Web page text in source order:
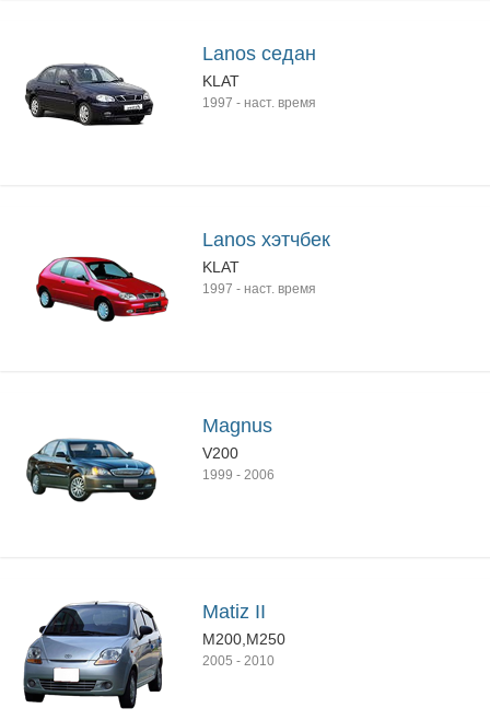
Lanos седан
KLAT
1997 - наст. время
Lanos хэтчбек
KLAT
1997 - наст. время
Magnus
V200
1999 - 2006
Matiz II
M200,M250
2005 - 2010